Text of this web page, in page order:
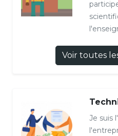
Voir toutes
Je suis